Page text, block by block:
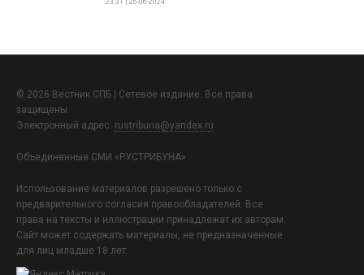
23:31 | 26-06-2024
© 2026 Вестник СПБ | Сетевое издание. Все права
защищены.
Электронный адрес: rustribuna@yandex.ru
Объединенные СМИ «РУСТРИБУНА»
Использование материалов разрешено только с
предварительного согласия правообладателей. Все
права на тексты и иллюстрации принадлежат их авторам.
Сайт может содержать материалы, не предназначенные
для лиц младше 18 лет.